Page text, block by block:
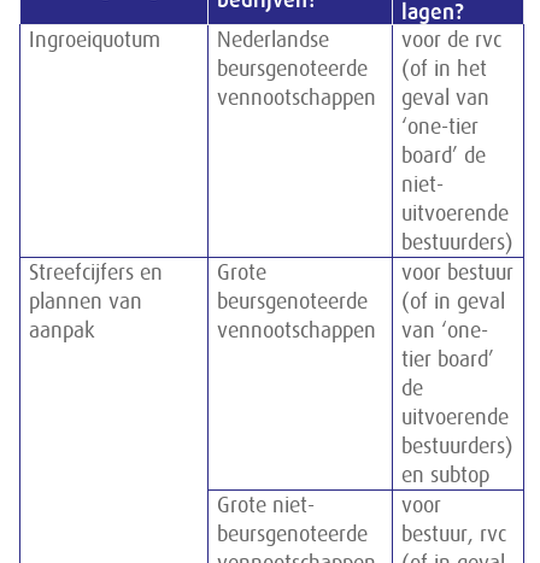
lagen?
Ingroeiquotum
Nederlandse
beursgenoteerde
vennootschappen
voor de rvc
(of in het
geval van
‘one-tier
board’ de
niet-
uitvoerende
bestuurders)
Streefcijfers en
plannen van
aanpak
Grote
beursgenoteerde
vennootschappen
voor bestuur
(of in geval
van ‘one-
tier board’
de
uitvoerende
bestuurders)
en subtop
Grote niet-
beursgenoteerde
voor
bestuur, rvc